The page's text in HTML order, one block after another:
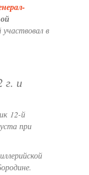
участвовал в
г. и
12-й
при